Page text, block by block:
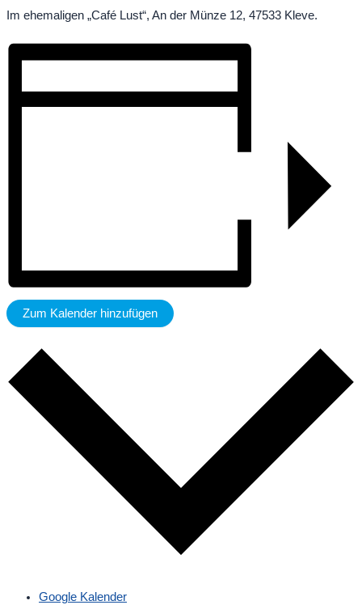
Im ehemaligen „Café Lust“, An der Münze 12, 47533 Kleve.
Zum Kalender hinzufügen
Google Kalender